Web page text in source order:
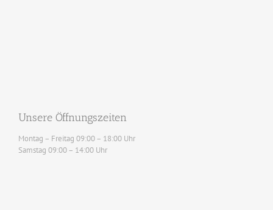
Unsere Öffnungszeiten
Montag – Freitag 09:00 – 18:00 Uhr
Samstag 09:00 – 14:00 Uhr